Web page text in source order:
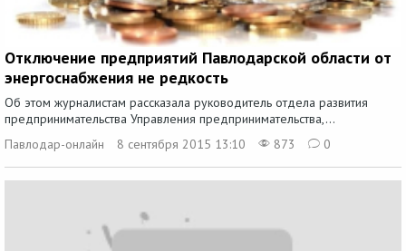
Отключение предприятий Павлодарской области от
энергоснабжения не редкость
Об этом журналистам рассказала руководитель отдела развития
предпринимательства Управления предпринимательства,...
Павлодар-онлайн
8 сентября 2015 13:10 873 0